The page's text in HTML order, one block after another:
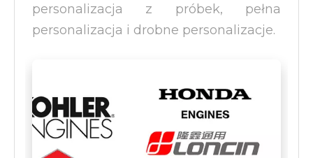
personalizacja z próbek, pełna
personalizacja i drobne personalizacje.